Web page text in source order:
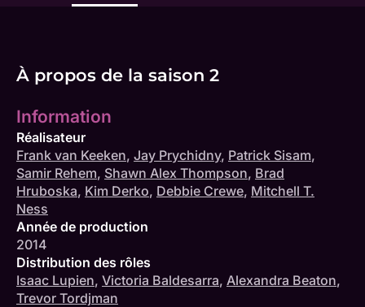
À propos de la saison 2
Information
Réalisateur
Frank van Keeken, Jay Prychidny, Patrick Sisam,
Samir Rehem, Shawn Alex Thompson, Brad
Hruboska, Kim Derko, Debbie Crewe, Mitchell T.
Ness
Année de production
2014
Distribution des rôles
Isaac Lupien, Victoria Baldesarra, Alexandra Beaton,
Trevor Tordjman